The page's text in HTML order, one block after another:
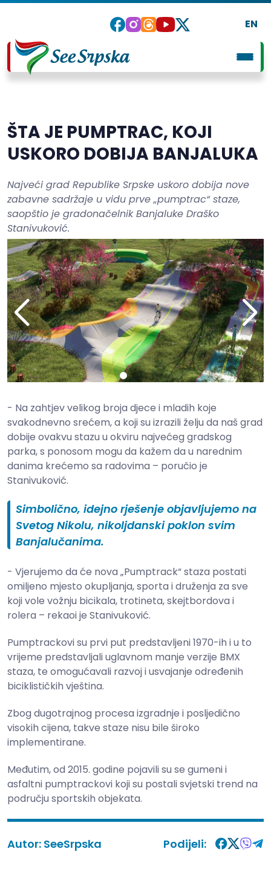
EN
ŠTA JE PUMPTRAC, KOJI
USKORO DOBIJA BANJALUKA
Najveći grad Republike Srpske uskoro dobija nove
zabavne sadržaje u vidu prve „pumptrac“ staze,
saopštio je gradonačelnik Banjaluke Draško
Stanivuković.
- Na zahtjev velikog broja djece i mladih koje
svakodnevno srećem, a koji su izrazili želju da naš grad
dobije ovakvu stazu u okviru najvećeg gradskog
parka, s ponosom mogu da kažem da u narednim
danima krećemo sa radovima – poručio je
Stanivuković.
Simbolično, idejno rješenje objavljujemo na
Svetog Nikolu, nikoljdanski poklon svim
Banjalučanima.
- Vjerujemo da će nova „Pumptrack“ staza postati
omiljeno mjesto okupljanja, sporta i druženja za sve
koji vole vožnju bicikala, trotineta, skejtbordova i
rolera – rekaoi je Stanivuković.
Pumptrackovi su prvi put predstavljeni 1970-ih i u to
vrijeme predstavljali uglavnom manje verzije BMX
staza, te omogućavali razvoj i usvajanje određenih
biciklističkih vještina.
Zbog dugotrajnog procesa izgradnje i posljedično
visokih cijena, takve staze nisu bile široko
implementirane.
Međutim, od 2015. godine pojavili su se gumeni i
asfaltni pumptrackovi koji su postali svjetski trend na
području sportskih objekata.
Autor: SeeSrpska Podijeli: